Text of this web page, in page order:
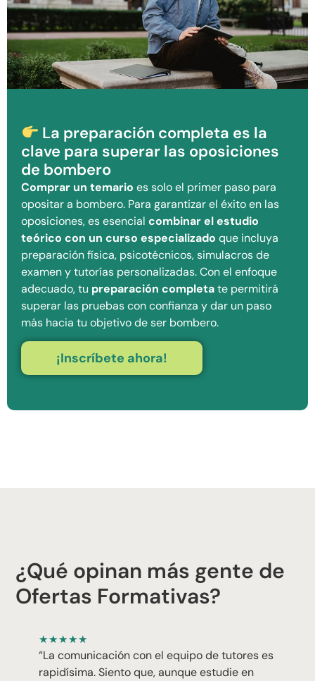
La preparación completa es la
clave para superar las oposiciones
de bombero
Comprar un temario es solo el primer paso para
opositar a bombero. Para garantizar el éxito en las
oposiciones, es esencial combinar el estudio
teórico con un curso especializado que incluya
preparación física, psicotécnicos, simulacros de
examen y tutorías personalizadas. Con el enfoque
adecuado, tu preparación completate permitirá
superar las pruebas con confianza y dar un paso
más hacia tu objetivo de ser bombero.
¡Inscríbete ahora!
¿Qué opinan más gente de
Ofertas Formativas?
★★★★★
“La comunicación con el equipo de tutores es
rapidísima. Siento que, aunque estudie en